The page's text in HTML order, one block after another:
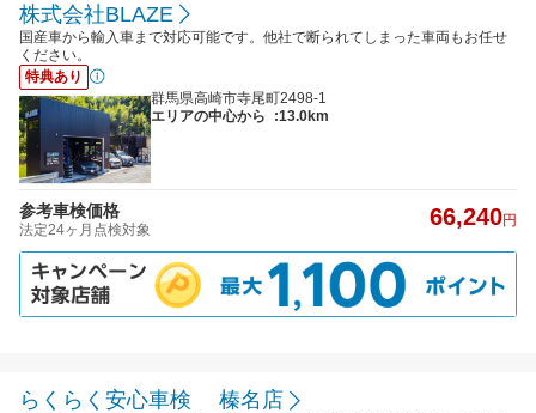
株式会社BLAZE
国産車から輸入車まで対応可能です。他社で断られてしまった車両もお任せ
ください。
特典あり
群馬県高崎市寺尾町2498-1
エリアの中心から
:13.0km
参考車検価格
法定24ヶ月点検対象 66,240円
らくらく安心車検 榛名店